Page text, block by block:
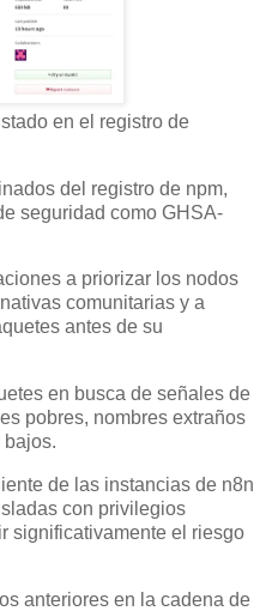
en el registro de
del registro de npm,
seguridad como GHSA-
a priorizar los nodos
comunitarias y a
antes de su
en busca de señales de
pobres, nombres extraños
bajos.
de las instancias de n8n
con privilegios
significativamente el riesgo
anteriores en la cadena de